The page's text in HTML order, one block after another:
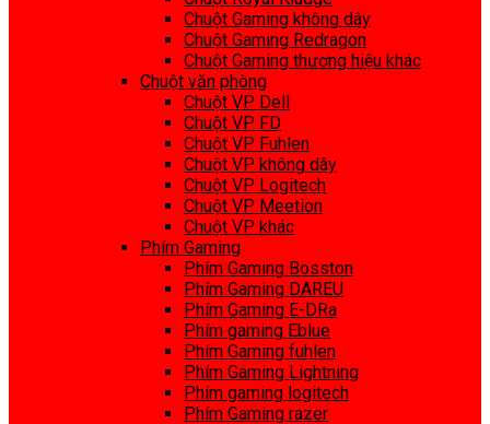
Chuột Gaming không dây
Chuột Gaming Redragon
Chuột Gaming thương hiệu khác
Chuột văn phòng
Chuột VP Dell
Chuột VP FD
Chuột VP Fuhlen
Chuột VP không dây
Chuột VP Logitech
Chuột VP Meetion
Chuột VP khác
Phím Gaming
Phím Gaming Bosston
Phím Gaming DAREU
Phím Gaming E-DRa
Phím gaming Eblue
Phím Gaming fuhlen
Phím Gaming Lightning
Phím gaming logitech
Phím Gaming razer